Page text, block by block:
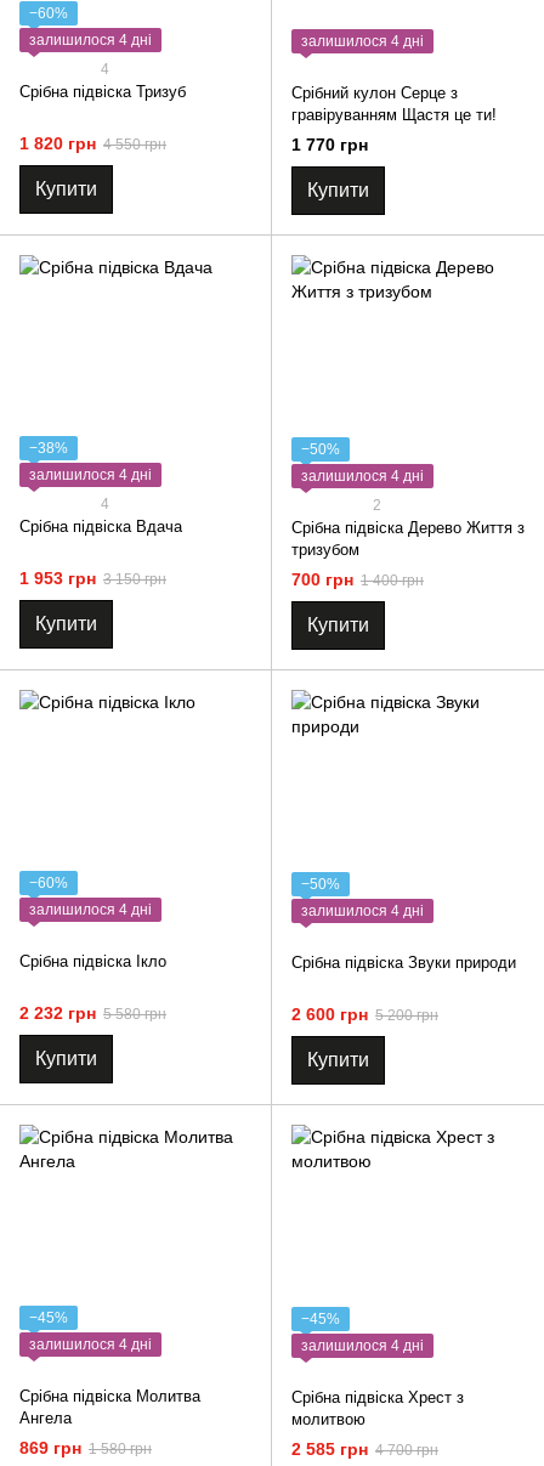
−60%
залишилося 4 дні
4
Срібна підвіска Тризуб
1 820 грн 4 550 грн
Купити
залишилося 4 дні
Срібний кулон Серце з
гравіруванням Щастя це ти!
1 770 грн
Купити
−38%
залишилося 4 дні
4
Срібна підвіска Вдача
1 953 грн 3 150 грн
Купити
−50%
залишилося 4 дні
2
Срібна підвіска Дерево Життя з
тризубом
700 грн 1 400 грн
Купити
−60%
залишилося 4 дні
Срібна підвіска Ікло
2 232 грн 5 580 грн
Купити
−50%
залишилося 4 дні
Срібна підвіска Звуки природи
2 600 грн 5 200 грн
Купити
−45%
залишилося 4 дні
Срібна підвіска Молитва
Ангела
869 грн 1 580 грн
−45%
залишилося 4 дні
Срібна підвіска Хрест з
молитвою
2 585 грн 4 700 грн